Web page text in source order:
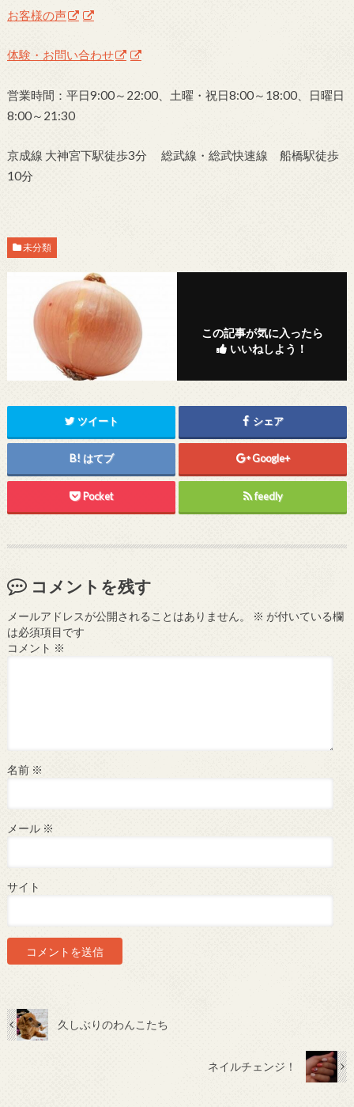
お客様の声
体験・お問い合わせ
営業時間：平日9:00～22:00、土曜・祝日8:00～18:00、日曜日
8:00～21:30
京成線 大神宮下駅徒歩3分 総武線・総武快速線 船橋駅徒歩
10分
未分類
この記事が気に入ったら
いいねしよう！
ツイート シェア
はてブ Google+
Pocket feedly
コメントを残す
メールアドレスが公開されることはありません。 ※ が付いている欄
は必須項目です
コメント ※
名前 ※
メール ※
サイト
久しぶりのわんこたち
ネイルチェンジ！